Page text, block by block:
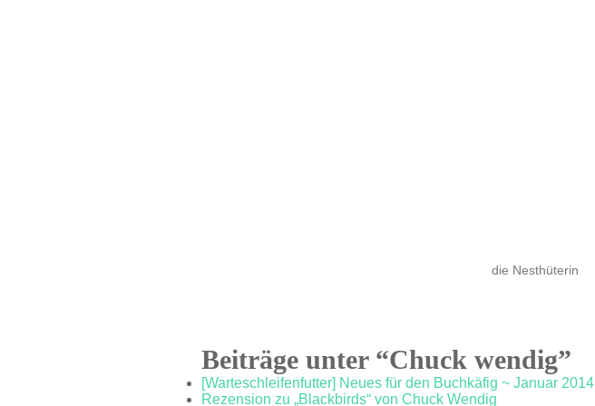
die Nesthüterin
Beiträge unter “Chuck wendig”
[Warteschleifenfutter] Neues für den Buchkäfig ~ Januar 2014
Rezension zu „Blackbirds“ von Chuck Wendig